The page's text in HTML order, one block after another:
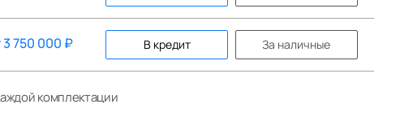
3 750 000 ₽ В кредит За наличные
комплектации